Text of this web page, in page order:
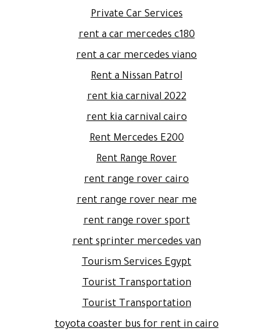
Private Car Services
rent a car mercedes c180
rent a car mercedes viano
Rent a Nissan Patrol
rent kia carnival 2022
rent kia carnival cairo
Rent Mercedes E200
Rent Range Rover
rent range rover cairo
rent range rover near me
rent range rover sport
rent sprinter mercedes van
Tourism Services Egypt
Tourist Transportation
Tourist Transportation
toyota coaster bus for rent in cairo